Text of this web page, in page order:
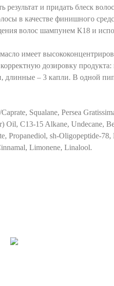
результат и придать блеск
в качестве финишного
волос шампунем К18 и
имеет
дозировку
длинные – 3 капли. В одной
Squalane, Persea
Oil, C13-15 Alkane, Undecane,
Propanediol, sh-Oligopeptide-
Limonene, Linalool.